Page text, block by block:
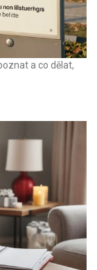
a co dělat,